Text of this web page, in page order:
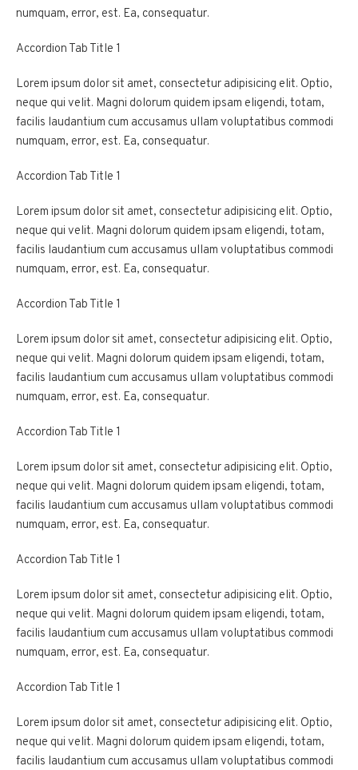
numquam, error, est. Ea, consequatur.
Accordion Tab Title 1
Lorem ipsum dolor sit amet, consectetur adipisicing elit. Optio,
neque qui velit. Magni dolorum quidem ipsam eligendi, totam,
facilis laudantium cum accusamus ullam voluptatibus commodi
numquam, error, est. Ea, consequatur.
Accordion Tab Title 1
Lorem ipsum dolor sit amet, consectetur adipisicing elit. Optio,
neque qui velit. Magni dolorum quidem ipsam eligendi, totam,
facilis laudantium cum accusamus ullam voluptatibus commodi
numquam, error, est. Ea, consequatur.
Accordion Tab Title 1
Lorem ipsum dolor sit amet, consectetur adipisicing elit. Optio,
neque qui velit. Magni dolorum quidem ipsam eligendi, totam,
facilis laudantium cum accusamus ullam voluptatibus commodi
numquam, error, est. Ea, consequatur.
Accordion Tab Title 1
Lorem ipsum dolor sit amet, consectetur adipisicing elit. Optio,
neque qui velit. Magni dolorum quidem ipsam eligendi, totam,
facilis laudantium cum accusamus ullam voluptatibus commodi
numquam, error, est. Ea, consequatur.
Accordion Tab Title 1
Lorem ipsum dolor sit amet, consectetur adipisicing elit. Optio,
neque qui velit. Magni dolorum quidem ipsam eligendi, totam,
facilis laudantium cum accusamus ullam voluptatibus commodi
numquam, error, est. Ea, consequatur.
Accordion Tab Title 1
Lorem ipsum dolor sit amet, consectetur adipisicing elit. Optio,
neque qui velit. Magni dolorum quidem ipsam eligendi, totam,
facilis laudantium cum accusamus ullam voluptatibus commodi